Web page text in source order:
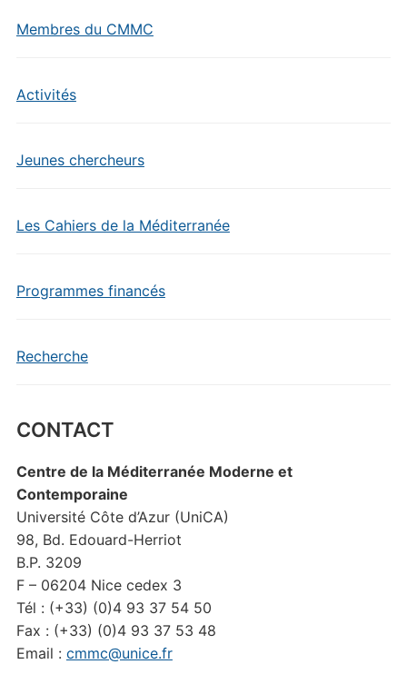
Membres du CMMC
Activités
Jeunes chercheurs
Les Cahiers de la Méditerranée
Programmes financés
Recherche
CONTACT
Centre de la Méditerranée Moderne et
Contemporaine
Université Côte d’Azur (UniCA)
98, Bd. Edouard-Herriot
B.P. 3209
F – 06204 Nice cedex 3
Tél : (+33) (0)4 93 37 54 50
Fax : (+33) (0)4 93 37 53 48
Email : cmmc@unice.fr